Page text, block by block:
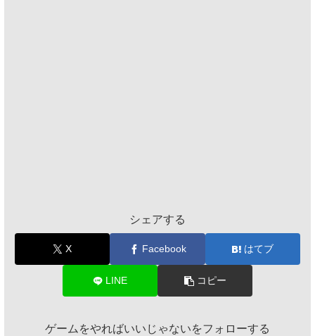
シェアする
X Facebook はてブ
LINE コピー
ゲームをやればいいじゃないをフォローする